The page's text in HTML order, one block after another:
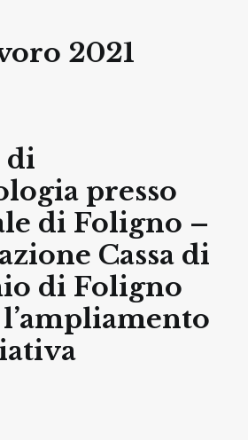
2021
di
presso
di Foligno –
Cassa di
di Foligno